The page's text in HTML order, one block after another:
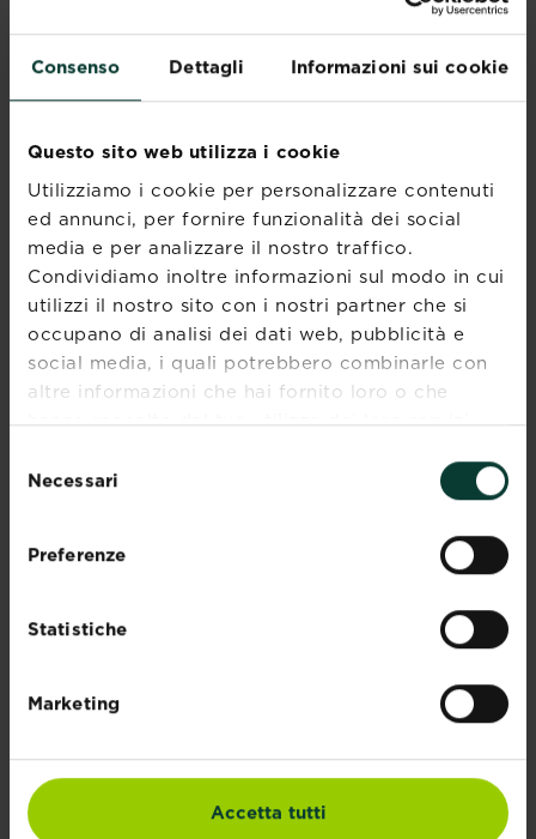
Consenso Dettagli Informazioni sui cookie
Questo sito web utilizza i cookie
Utilizziamo i cookie per personalizzare contenuti
ed annunci, per fornire funzionalità dei social
media e per analizzare il nostro traffico.
Condividiamo inoltre informazioni sul modo in cui
utilizzi il nostro sito con i nostri partner che si
occupano di analisi dei dati web, pubblicità e
social media, i quali potrebbero combinarle con
altre informazioni che hai fornito loro o che
hanno raccolto dal tuo utilizzo dei loro servizi.
delNecessari
Preferenze
Statistiche
Marketing
Accetta tutti
Home Defense
specializzato nella protezione della casa
contro i parassiti. Offre soluzioni efficaci e...
Esplora marchio